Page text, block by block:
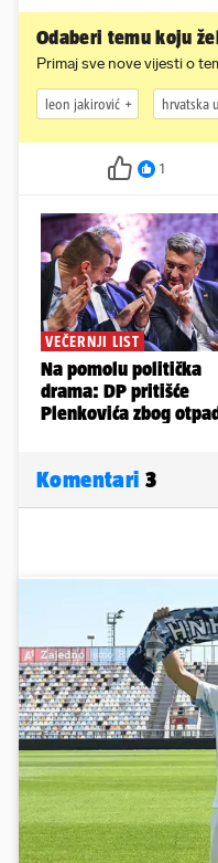
Odaberi temu koju
Primaj sve nove vijesti o
leon jakirović hrvatska
1
Komentari 3